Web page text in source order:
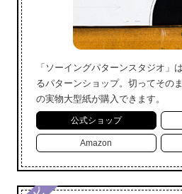
「ソーイングパターンスタジオ」
るパターンショップ。切ってその
の実物大型紙が購入できます。
公式ショップ
Amazon